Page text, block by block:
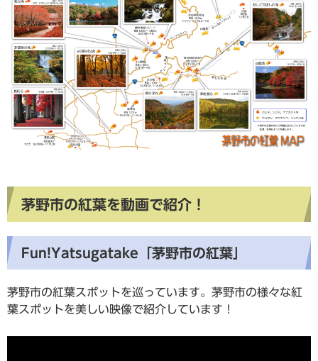
茅野市の紅葉を動画で紹介！
Fun!Yatsugatake「茅野市の紅葉」
茅野市の紅葉スポットを巡っています。茅野市の様々な紅
葉スポットを美しい映像で紹介しています！